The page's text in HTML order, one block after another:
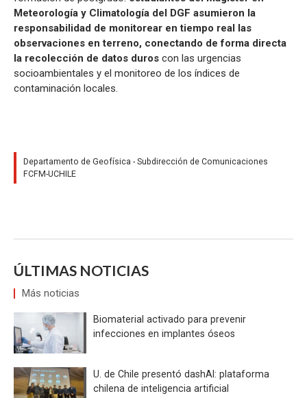
Meteorología y Climatología del DGF asumieron la
responsabilidad de monitorear en tiempo real las
observaciones en terreno, conectando de forma directa
la recolección de datos duros con las urgencias
socioambientales y el monitoreo de los índices de
contaminación locales.
Departamento de Geofísica - Subdirección de Comunicaciones
FCFM-UCHILE
ÚLTIMAS NOTICIAS
Más noticias
Biomaterial activado para prevenir
infecciones en implantes óseos
U. de Chile presentó dashAI: plataforma
chilena de inteligencia artificial